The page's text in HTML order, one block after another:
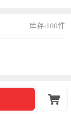
库存:100件
